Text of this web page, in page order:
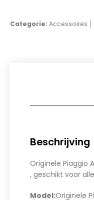
Categorie: Accessoires
Beschrijving
Originele Piaggio
, geschikt voor
Model:Originele